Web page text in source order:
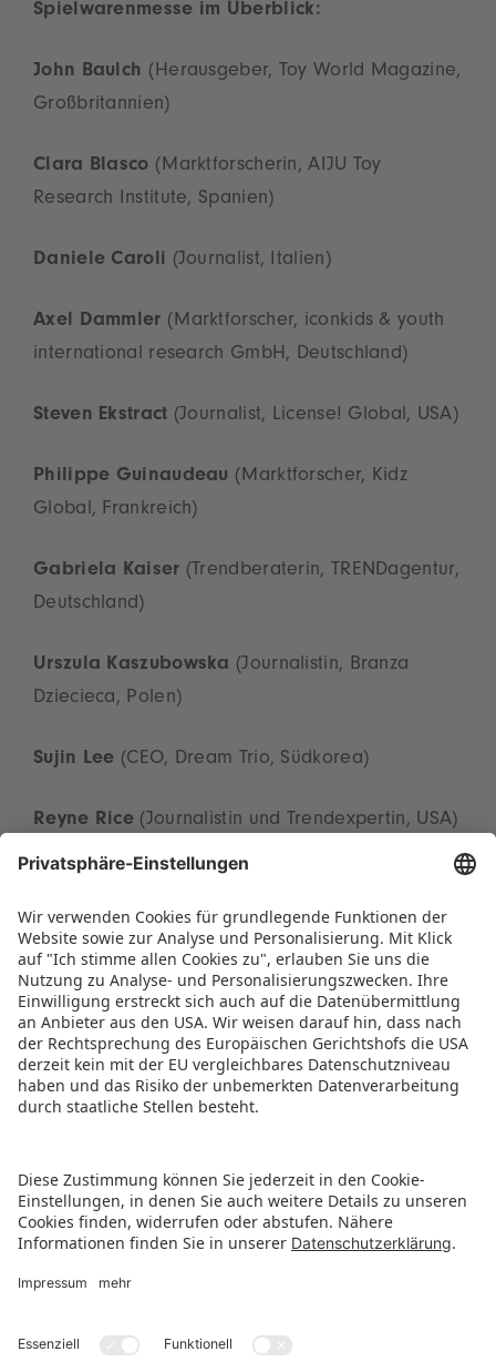
Spielwarenmesse im Überblick:
John Baulch (Herausgeber, Toy World Magazine,
Großbritannien)
Clara Blasco (Marktforscherin, AIJU Toy
Research Institute, Spanien)
Daniele Caroli (Journalist, Italien)
Axel Dammler (Marktforscher, iconkids & youth
international research GmbH, Deutschland)
Steven Ekstract (Journalist, License! Global, USA)
Philippe Guinaudeau (Marktforscher, Kidz
Global, Frankreich)
Gabriela Kaiser (Trendberaterin, TRENDagentur,
Deutschland)
Urszula Kaszubowska (Journalistin, Branza
Dziecieca, Polen)
Sujin Lee (CEO, Dream Trio, Südkorea)
Reyne Rice (Journalistin und Trendexpertin, USA)
Weitere Informationen zu den Mitgliedern stehen
unter www.spielwarenmesse.de/trendcommittee
zur Verfügung.
PRESSEMITTEILUNG ALS PDF HERUNTERLADEN